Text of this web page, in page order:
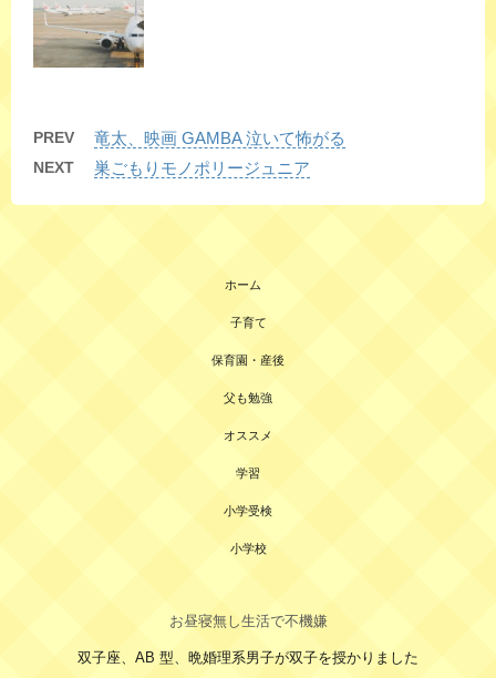
PREV 竜太、映画 GAMBA 泣いて怖がる
NEXT 巣ごもりモノポリージュニア
ホーム
子育て
保育園・産後
父も勉強
オススメ
学習
小学受検
小学校
お昼寝無し生活で不機嫌
双子座、AB 型、晩婚理系男子が双子を授かりました